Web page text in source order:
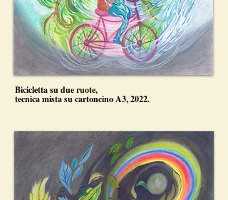
Bicicletta su due ruote,
tecnica mista su cartoncino A3, 2022.